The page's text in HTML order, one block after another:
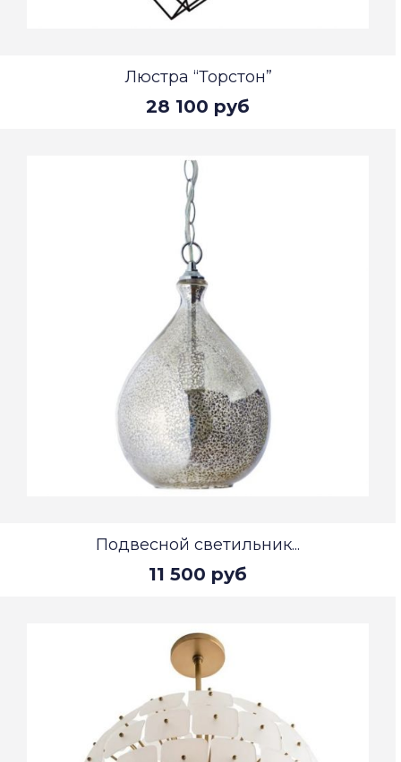
Люстра “Торстон”
28 100 руб
Подвесной светильник...
11 500 руб